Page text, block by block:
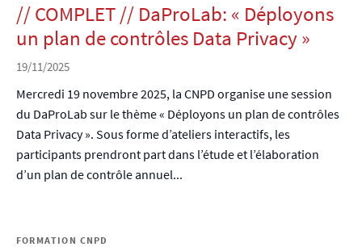
// COMPLET // DaProLab: « Déployons
un plan de contrôles Data Privacy »
19/11/2025
Mercredi 19 novembre 2025, la CNPD organise une session
du DaProLab sur le thème « Déployons un plan de contrôles
Data Privacy ». Sous forme d’ateliers interactifs, les
participants prendront part dans l’étude et l’élaboration
d’un plan de contrôle annuel...
FORMATION CNPD